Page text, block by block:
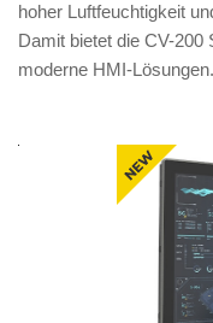
hoher Luftfeuchtigkeit
Damit bietet die CV-200
moderne HMI-Lösungen.